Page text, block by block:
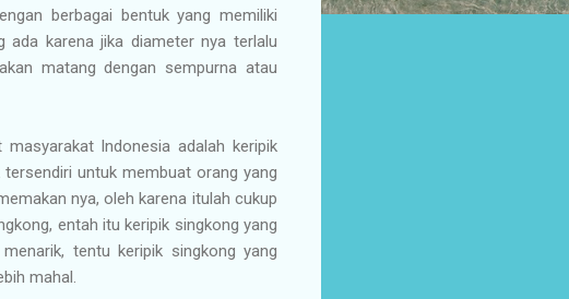
berbagai bentuk yang memiliki
ada karena jika diameter nya terlalu
matang dengan sempurna atau
Indonesia adalah keripik
untuk membuat orang yang
nya, oleh karena itulah cukup
entah itu keripik singkong yang
tentu keripik singkong yang
mahal.